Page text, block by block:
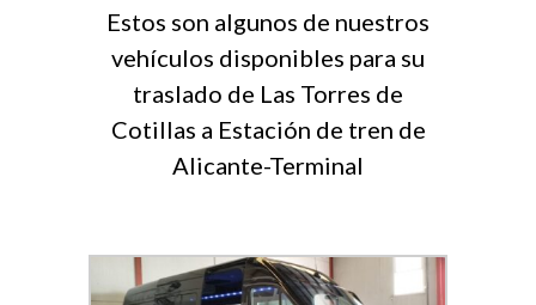
Estos son algunos de nuestros
vehículos disponibles para su
traslado de Las Torres de
Cotillas a Estación de tren de
Alicante-Terminal